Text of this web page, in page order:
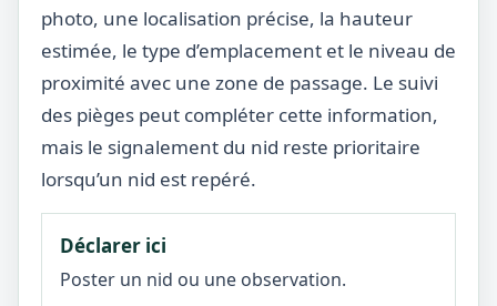
photo, une localisation précise, la hauteur
estimée, le type d’emplacement et le niveau de
proximité avec une zone de passage. Le suivi
des pièges peut compléter cette information,
mais le signalement du nid reste prioritaire
lorsqu’un nid est repéré.
Déclarer ici
Poster un nid ou une observation.